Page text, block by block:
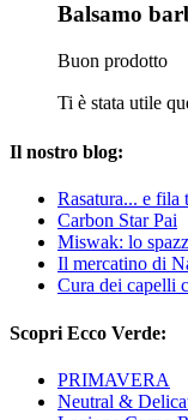
Balsamo
Buon prodotto
Ti è stata utile
Il nostro blog:
Rasatura... e fila
Carbon Star Pai
Miswak: lo
Il mercatino di
Cura dei capelli
Scopri Ecco Verde:
PRIMAVERA
Neutral &